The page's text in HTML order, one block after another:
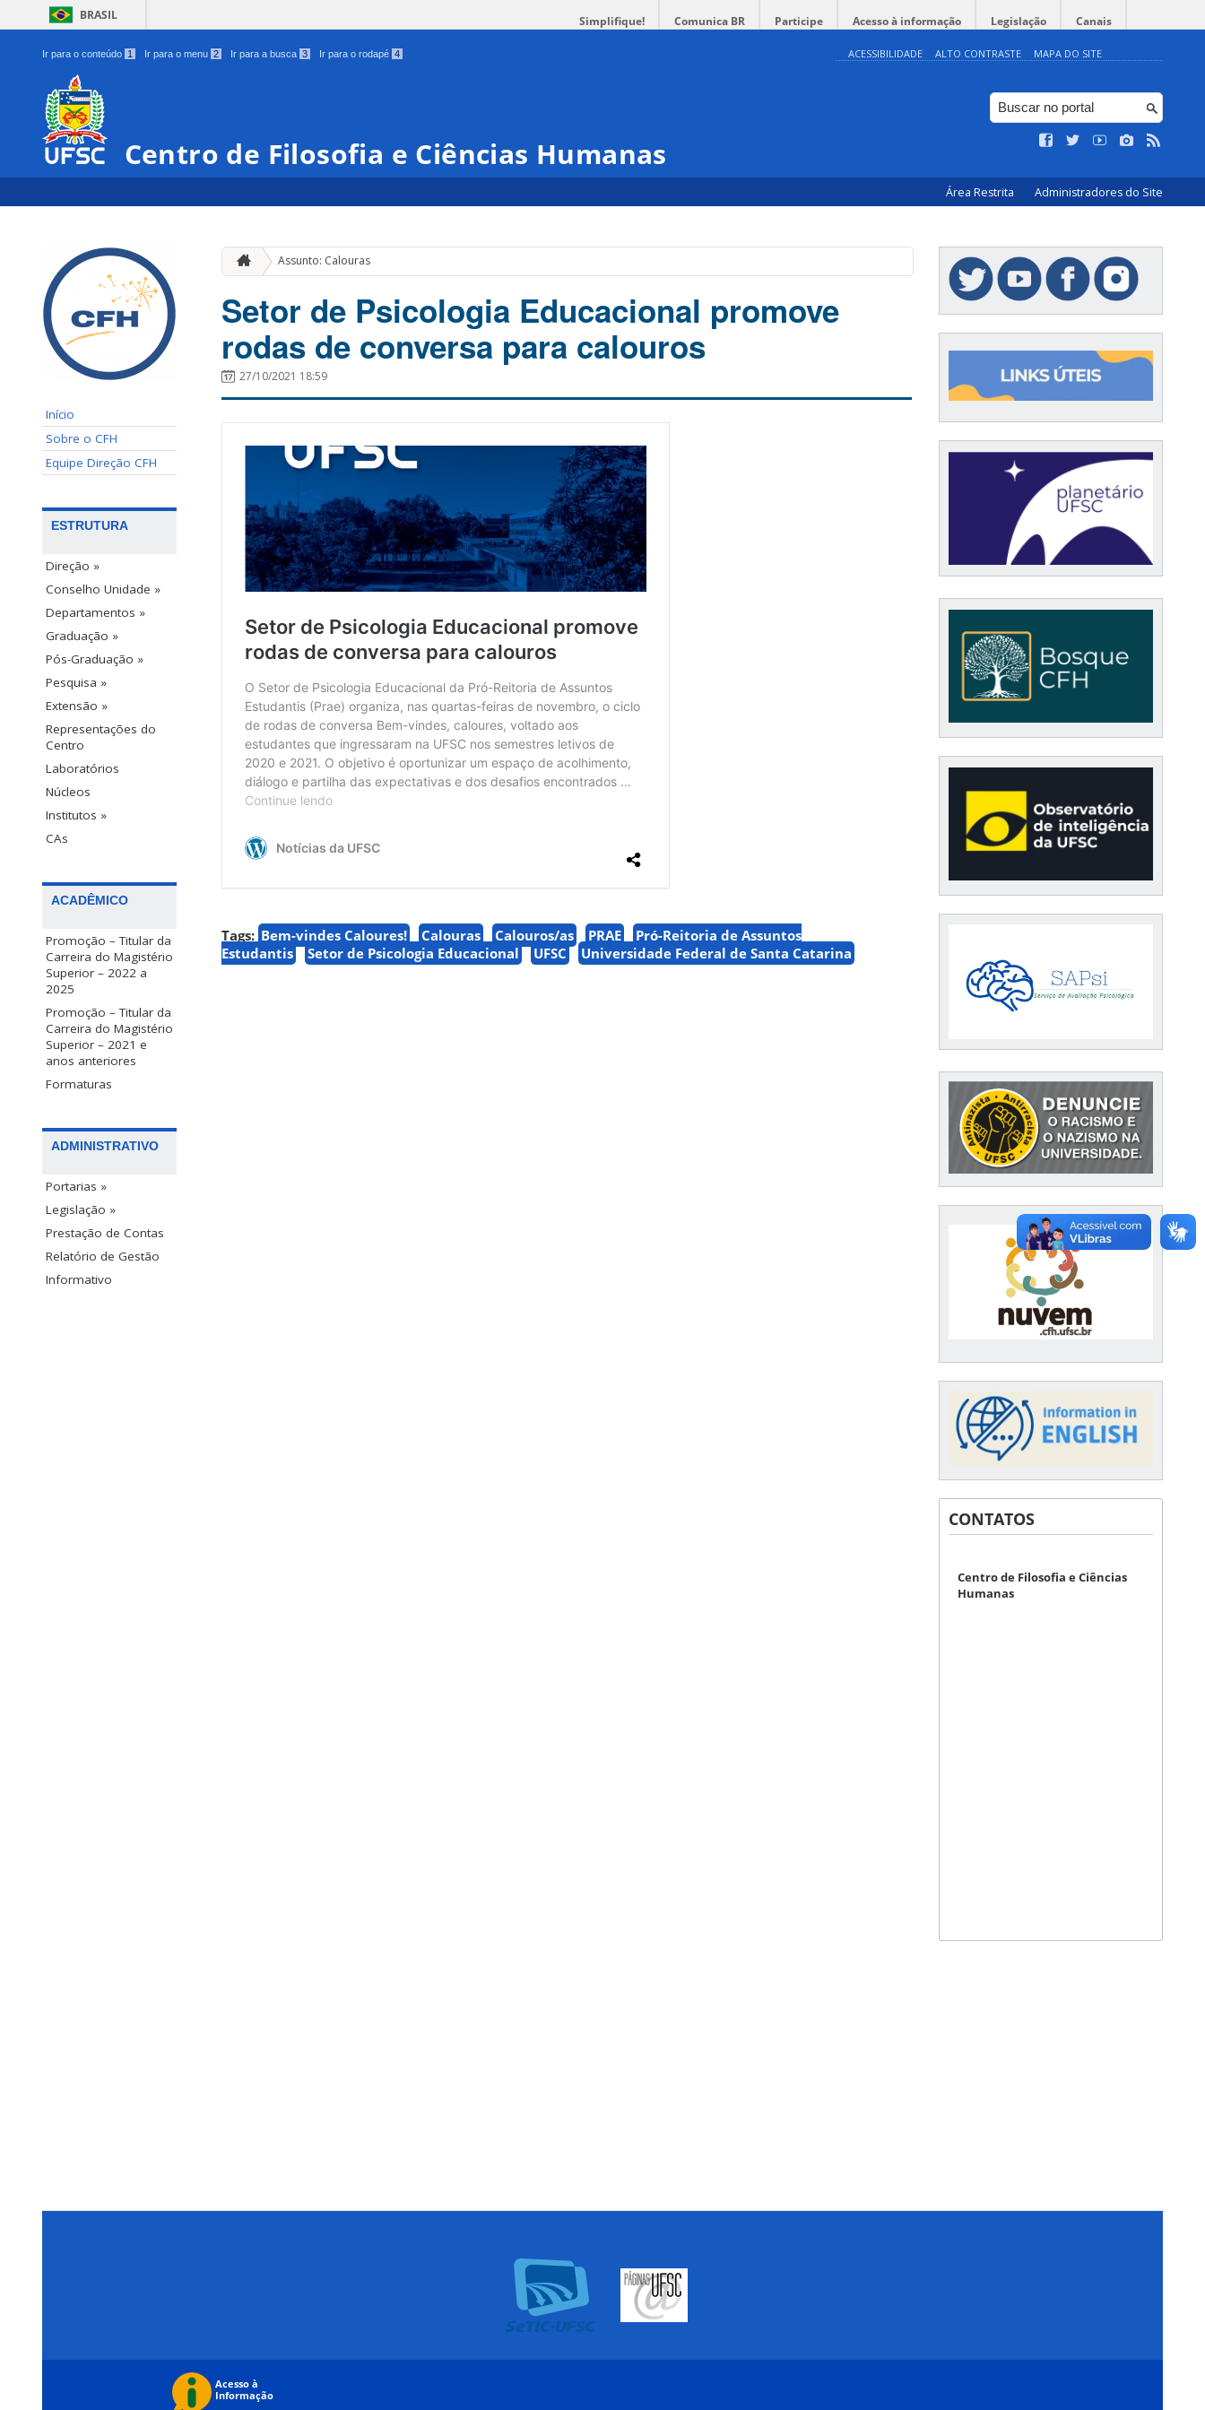
BRASIL Simplifique! Comunica BR Participe Acesso à informação Legislação Canais
Ir para o conteúdo 1 Ir para o menu 2 Ir para a busca 3 Ir para o rodapé 4 ACESSIBILIDADE ALTO CONTRASTE MAPA DO SITE
Centro de Filosofia e Ciências Humanas
Área Restrita Administradores do Site
Início
Sobre o CFH
Equipe Direção CFH
ESTRUTURA
Direção »
Conselho Unidade »
Departamentos »
Graduação »
Pós-Graduação »
Pesquisa »
Extensão »
Representações do
Centro
Laboratórios
Núcleos
Institutos »
CAs
ACADÊMICO
Promoção – Titular da
Carreira do Magistério
Superior – 2022 a
2025
Promoção – Titular da
Carreira do Magistério
Superior – 2021 e
anos anteriores
Formaturas
ADMINISTRATIVO
Portarias »
Legislação »
Prestação de Contas
Relatório de Gestão
Informativo
Assunto: Calouras
Setor de Psicologia Educacional promove
rodas de conversa para calouros
27/10/2021 18:59
Tags: Bem-vindes Caloures! Calouras Calouros/as PRAE
Pró-Reitoria de Assuntos
Estudantis
Setor de Psicologia Educacional UFSC Universidade Federal de Santa Catarina
CONTATOS
Centro de Filosofia e Ciências
Humanas